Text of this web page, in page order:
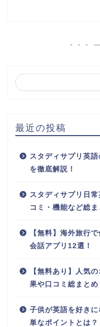
最近の投稿
スタディサプリ英
を徹底解説！
スタディサプリ日
コミ・機能など総ま
【無料】海外旅行
会話アプリ12選！
【無料あり】人気
果や口コミ総まとめ
子供が英語を好き
単なポイントとは？